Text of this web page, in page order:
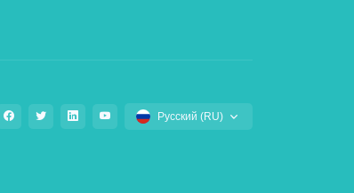
Русский (RU)